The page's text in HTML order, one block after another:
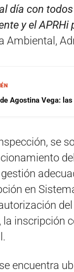
día con
y el APRHi
Ambiental,
Agostina Vega:
se
en
la inscripción
encuentra